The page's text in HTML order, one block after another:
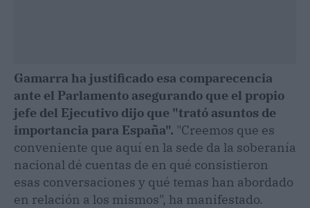
Gamarra ha justificado esa comparecencia
ante el Parlamento asegurando que el propio
jefe del Ejecutivo dijo que "trató asuntos de
importancia para España". "Creemos que es
conveniente que aquí en la sede da la soberanía
nacional dé cuentas de en qué consistieron
esas conversaciones y qué temas han abordado
en relación a los mismos", ha manifestado.